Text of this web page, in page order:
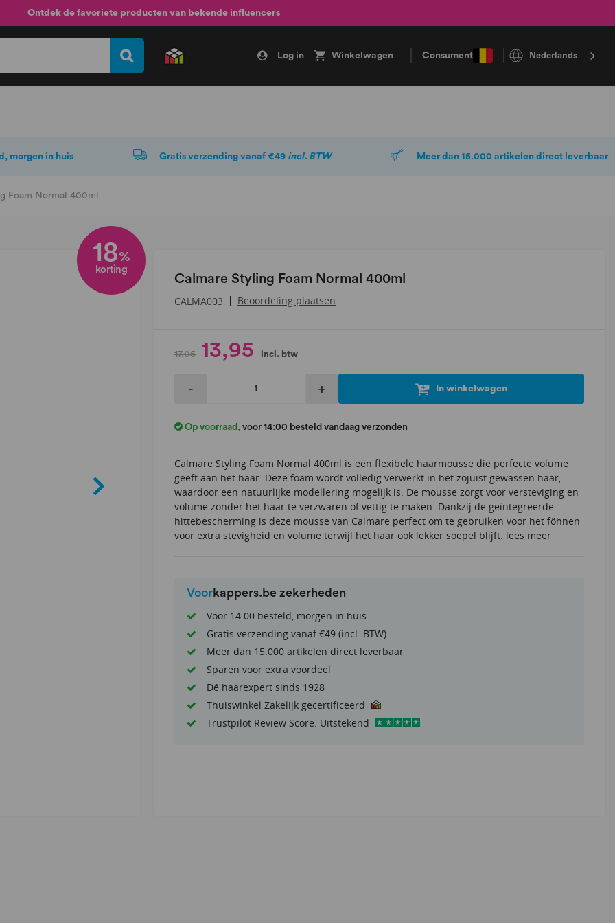
Ontdek de favoriete producten van bekende influencers
Log in Winkelwagen Consument Nederlands
morgen in huis Gratis verzending vanaf €49 incl. BTW Meer dan 15.000 artikelen direct leverbaar
Foam Normal 400ml
Calmare Styling Foam Normal 400ml
CALMA003 Beoordeling plaatsen
Op voorraad , voor 14:00 besteld vandaag verzonden
13,95
17,05 incl. btw
- + In winkelwagen
Calmare Styling Foam Normal 400ml is een flexibele haarmousse die perfecte volume
geeft aan het haar. Deze foam wordt volledig verwerkt in het zojuist gewassen haar,
waardoor een natuurlijke modellering mogelijk is. De mousse zorgt voor versteviging en
volume zonder het haar te verzwaren of vettig te maken. Dankzij de geïntegreerde
hittebescherming is deze mousse van Calmare perfect om te gebruiken voor het föhnen
voor extra stevigheid en volume terwijl het haar ook lekker soepel blijft. lees meer
Voorkappers.be zekerheden
Voor 14:00 besteld, morgen in huis
Gratis verzending vanaf €49 (incl. BTW)
Meer dan 15.000 artikelen direct leverbaar
Sparen voor extra voordeel
Dé haarexpert sinds 1928
Thuiswinkel Zakelijk gecertificeerd
Trustpilot Review Score: Uitstekend
18%
korting